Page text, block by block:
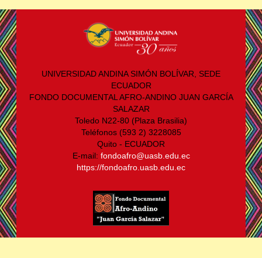
UNIVERSIDAD ANDINA SIMÓN BOLÍVAR, SEDE
ECUADOR
FONDO DOCUMENTAL AFRO-ANDINO JUAN GARCÍA
SALAZAR
Toledo N22-80 (Plaza Brasilia)
Teléfonos (593 2) 3228085
Quito - ECUADOR
E-mail: fondoafro@uasb.edu.ec
https://fondoafro.uasb.edu.ec